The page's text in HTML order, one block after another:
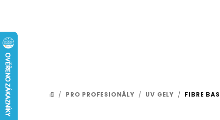
DOMŮ
/ PRO PROFESIONÁLY / UV GELY / FIBRE